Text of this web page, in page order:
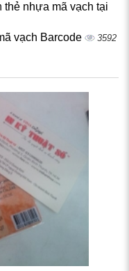
thẻ nhựa mã vạch tại
vạch Barcode 3592